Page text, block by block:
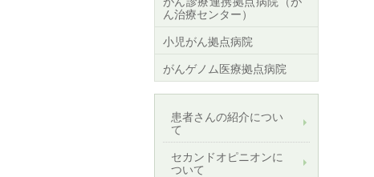
ん治療センター）
小児がん拠点病院
がんゲノム医療拠点病院
患者さんの紹介につい
て
セカンドオピニオンに
ついて